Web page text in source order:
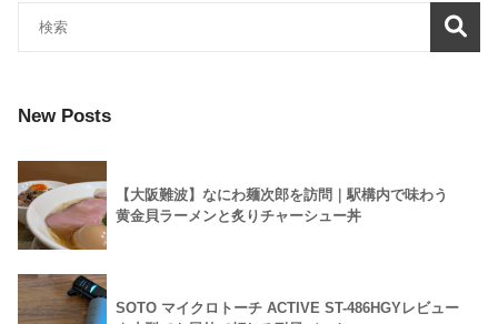
New Posts
【大阪難波】なにわ麺次郎を訪問｜駅構内で味わう
黄金貝ラーメンと炙りチャーシュー丼
SOTO マイクロトーチ ACTIVE ST-486HGYレビュー